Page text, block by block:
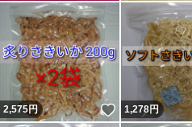
2,575円 いいね！
1,278円